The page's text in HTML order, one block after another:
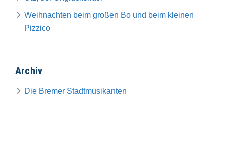
Weihnachten beim großen Bo und beim kleinen
Pizzico
Archiv
Die Bremer Stadtmusikanten